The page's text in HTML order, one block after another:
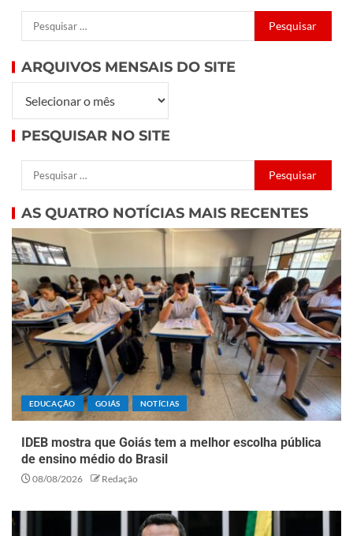
ARQUIVOS MENSAIS DO SITE
PESQUISAR NO SITE
AS QUATRO NOTÍCIAS MAIS RECENTES
EDUCAÇÃO GOIÁS NOTÍCIAS
IDEB mostra que Goiás tem a melhor escolha pública
de ensino médio do Brasil
08/08/2026 Redação